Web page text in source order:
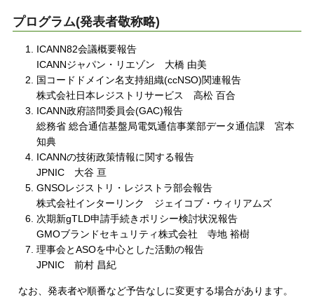
プログラム(発表者敬称略)
ICANN82会議概要報告
ICANNジャパン・リエゾン 大橋 由美
国コードドメイン名支持組織(ccNSO)関連報告
株式会社日本レジストリサービス 高松 百合
ICANN政府諮問委員会(GAC)報告
総務省 総合通信基盤局電気通信事業部データ通信課 宮本
知典
ICANNの技術政策情報に関する報告
JPNIC 大谷 亘
GNSOレジストリ・レジストラ部会報告
株式会社インターリンク ジェイコブ・ウィリアムズ
次期新gTLD申請手続きポリシー検討状況報告
GMOブランドセキュリティ株式会社 寺地 裕樹
理事会とASOを中心とした活動の報告
JPNIC 前村 昌紀
なお、発表者や順番など予告なしに変更する場合があります。